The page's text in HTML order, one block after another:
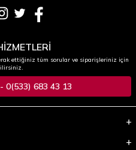
ettiğiniz tüm sorular ve siparişleriniz için
0(533) 683 43 13